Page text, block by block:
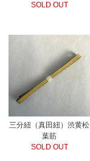
SOLD OUT
三分紐（真田紐）渋黄松
葉筋
SOLD OUT